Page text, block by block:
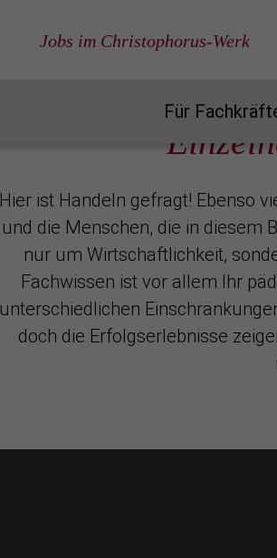
Jobs im Christophorus-Werk
Für
Hier ist Handeln gefragt! Ebenso
und die Menschen, die in diesem
nur um Wirtschaftlichkeit,
Fachwissen ist vor allem Ihr
unterschiedlichen
doch die Erfolgserlebnisse